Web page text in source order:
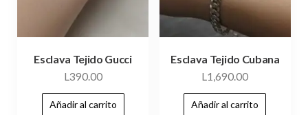
Esclava Tejido Gucci
L390.00
Añadir al carrito
Esclava Tejido Cubana
L1,690.00
Añadir al carrito